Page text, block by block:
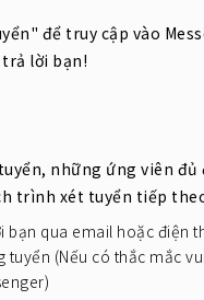
để truy cập vào
lời bạn!
những ứng viên đủ
trình xét tuyển tiếp
bạn qua email hoặc điện
tuyển (Nếu có thắc mắc